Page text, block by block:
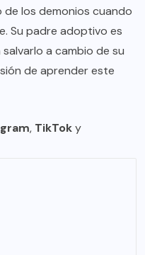
de los demonios cuando
Su padre adoptivo es
a cambio de su
de aprender este
, TikToky